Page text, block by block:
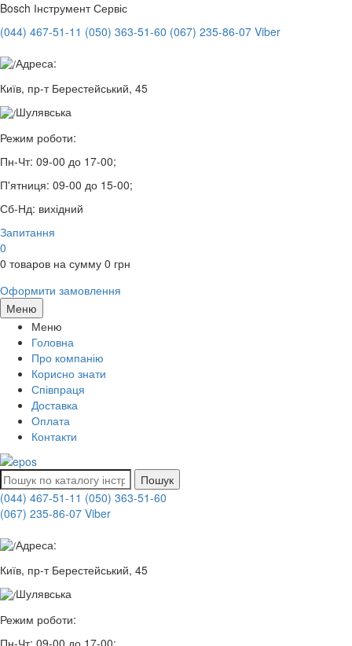
Bosch Інструмент Сервіс
(044) 467-51-11 (050) 363-51-60 (067) 235-86-07 Viber
Адреса:
Київ, пр-т Берестейський, 45
Шулявська
Режим роботи:
Пн-Чт: 09-00 до 17-00;
П'ятниця: 09-00 до 15-00;
Сб-Нд: вихідний
Запитання
0
0 товаров на сумму 0 грн
Оформити замовлення
Меню
Меню
Головна
Про компанію
Корисно знати
Співпраця
Доставка
Оплата
Контакти
Пошук
(044) 467-51-11 (050) 363-51-60
(067) 235-86-07 Viber
Адреса:
Київ, пр-т Берестейський, 45
Шулявська
Режим роботи:
Пн-Чт: 09-00 до 17-00;